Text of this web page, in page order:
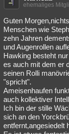
ehemaliges
Guten
Menschen wie
zehn Jahren
und Augenrollen
Hawking besteht
es auch mit dem er
seinen Rolli
"spricht".
Ameisenhaufen
auch kollektiver
Ich bin der stille
sich an den
entfernt,angesiedelt